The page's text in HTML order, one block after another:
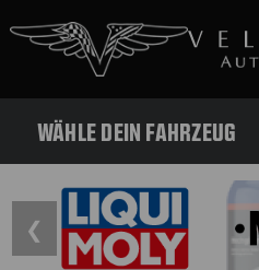
WÄHLE DEIN FAHRZEUG
❮